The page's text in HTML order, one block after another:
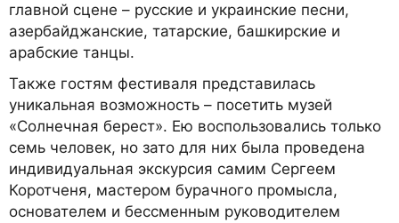
главной сцене – русские и украинские песни,
азербайджанские, татарские, башкирские и
арабские танцы.
Также гостям фестиваля представилась
уникальная возможность – посетить музей
«Солнечная берест». Ею воспользовались только
семь человек, но зато для них была проведена
индивидуальная экскурсия самим Сергеем
Коротченя, мастером бурачного промысла,
основателем и бессменным руководителем